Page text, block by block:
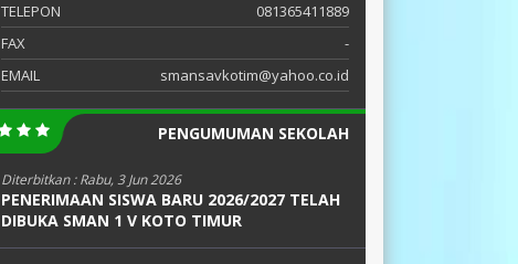
TELEPON
081365411889
FAX
-
EMAIL
smansavkotim@yahoo.co.id
PENGUMUMAN SEKOLAH
Diterbitkan :Rabu, 3 Jun 2026
PENERIMAAN SISWA BARU 2026/2027 TELAH
DIBUKA SMAN 1 V KOTO TIMUR